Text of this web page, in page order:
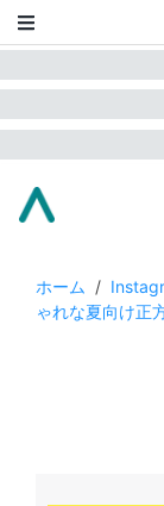
ホーム /
ゃれな夏向け正